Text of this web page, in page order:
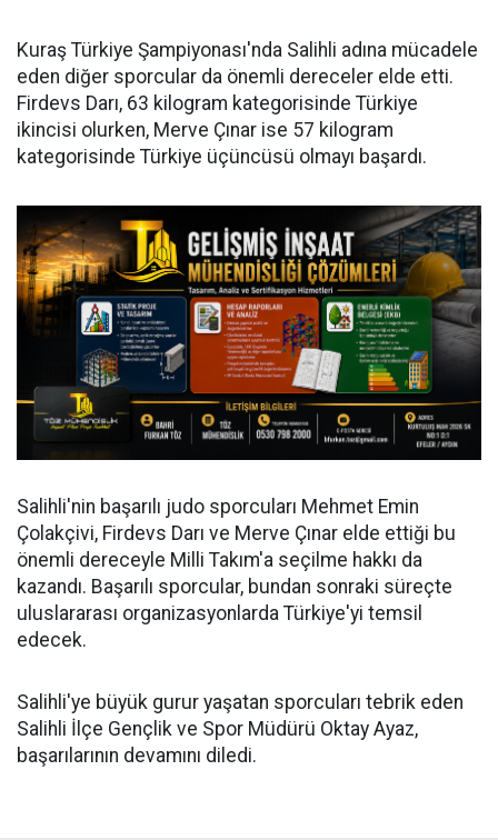
Kuraş Türkiye Şampiyonası'nda Salihli adına mücadele
eden diğer sporcular da önemli dereceler elde etti.
Firdevs Darı, 63 kilogram kategorisinde Türkiye
ikincisi olurken, Merve Çınar ise 57 kilogram
kategorisinde Türkiye üçüncüsü olmayı başardı.
Salihli'nin başarılı judo sporcuları Mehmet Emin
Çolakçivi, Firdevs Darı ve Merve Çınar elde ettiği bu
önemli dereceyle Milli Takım'a seçilme hakkı da
kazandı. Başarılı sporcular, bundan sonraki süreçte
uluslararası organizasyonlarda Türkiye'yi temsil
edecek.
Salihli'ye büyük gurur yaşatan sporcuları tebrik eden
Salihli İlçe Gençlik ve Spor Müdürü Oktay Ayaz,
başarılarının devamını diledi.